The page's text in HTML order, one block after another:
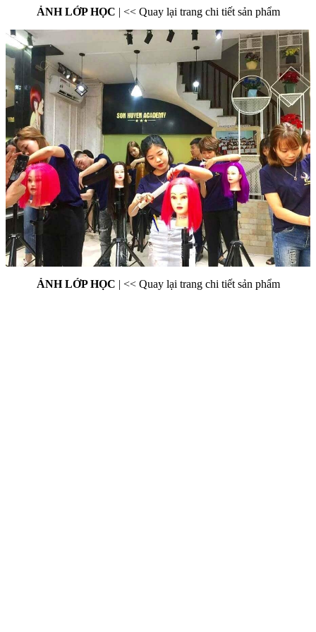
ẢNH LỚP HỌC | << Quay lại trang chi tiết sản phẩm
ẢNH LỚP HỌC | << Quay lại trang chi tiết sản phẩm